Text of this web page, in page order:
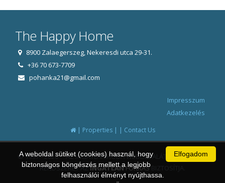
The Happy Home
8900 Zalaegerszeg, Nekeresdi utca 29-31.
+36 70 673-7709
pohanka21@gmail.com
Impresszum
Adatkezelés
| Properties| | Contact Us
© 1997 - 2026 AZ INGATLANIRODA WEBOLDALÁT ÉS ÜGYVITELI
RENDSZERÉT AZINGATLANFORRÁSBIZTOSÍTJA.
Elfogadom
A weboldal sütiket (cookies) használ, hogy
biztonságos böngészés mellett a legjobb
felhasználói élményt nyújthassa.